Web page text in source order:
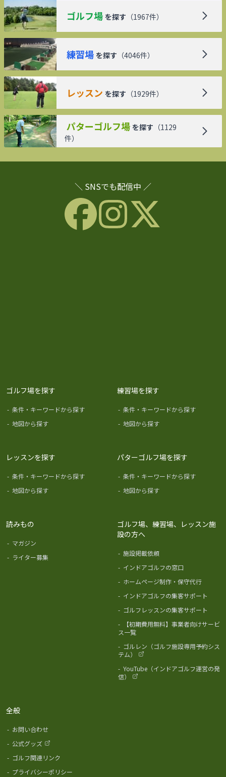
ゴルフ場 を探す （1967件）
練習場 を探す （4046件）
レッスン を探す （1929件）
パターゴルフ場 を探す （1129
件）
＼ SNSでも配信中 ／
ゴルフ場を探す
- 条件・キーワードから探す
- 地図から探す
練習場を探す
- 条件・キーワードから探す
- 地図から探す
レッスンを探す
- 条件・キーワードから探す
- 地図から探す
パターゴルフ場を探す
- 条件・キーワードから探す
- 地図から探す
読みもの
- マガジン
- ライター募集
ゴルフ場、練習場、レッスン施
設の方へ
- 施設掲載依頼
- インドアゴルフの窓口
- ホームページ制作・保守代行
- インドアゴルフの集客サポート
- ゴルフレッスンの集客サポート
-
【初期費用無料】事業者向けサービ
ス一覧
- ゴルレン（ゴルフ施設専用予約シス
テム）
- YouTube（インドアゴルフ運営の発
信）
全般
- お問い合わせ
- 公式グッズ
- ゴルフ関連リンク
- プライバシーポリシー